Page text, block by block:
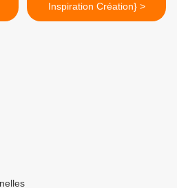
Inspiration Création} >